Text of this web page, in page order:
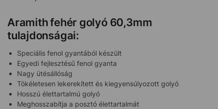
Aramith fehér golyó 60,3mm
tulajdonságai:
Speciális fenol gyantából készült
Egyedi fejlesztésű fenol gyanta
Nagy ütésállóság
Tökéletesen lekerekített és kiegyensúlyozott golyó
Hosszú élettartalmú golyó
Meghosszabítja a posztó élettartalmát